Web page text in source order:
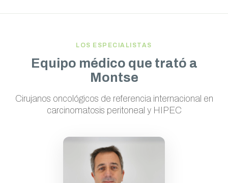
LOS ESPECIALISTAS
Equipo médico que trató a
Montse
Cirujanos oncológicos de referencia internacional en
carcinomatosis peritoneal y HIPEC